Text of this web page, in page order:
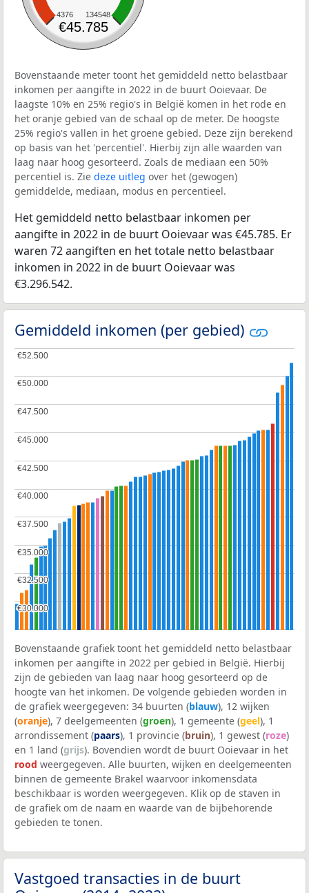
4376 134548
€45.785
Bovenstaande meter toont het gemiddeld netto belastbaar
inkomen per aangifte in 2022 in de buurt Ooievaar. De
laagste 10% en 25% regio's in België komen in het rode en
het oranje gebied van de schaal op de meter. De hoogste
25% regio's vallen in het groene gebied. Deze zijn berekend
op basis van het 'percentiel'. Hierbij zijn alle waarden van
laag naar hoog gesorteerd. Zoals de mediaan een 50%
percentiel is. Zie deze uitleg over het (gewogen)
gemiddelde, mediaan, modus en percentieel.
Het gemiddeld netto belastbaar inkomen per
aangifte in 2022 in de buurt Ooievaar was €45.785. Er
waren 72 aangiften en het totale netto belastbaar
inkomen in 2022 in de buurt Ooievaar was
€3.296.542.
Gemiddeld inkomen (per gebied)
€30.000
€30.000
€32.500
€32.500
€35.000
€35.000
€37.500
€37.500
€40.000
€40.000
€42.500
€42.500
€45.000
€45.000
€47.500
€47.500
€50.000
€50.000
€52.500
€52.500
Bovenstaande grafiek toont het gemiddeld netto belastbaar
inkomen per aangifte in 2022 per gebied in België. Hierbij
zijn de gebieden van laag naar hoog gesorteerd op de
hoogte van het inkomen. De volgende gebieden worden in
de grafiek weergegeven: 34 buurten (blauw), 12 wijken
(oranje), 7 deelgemeenten (groen), 1 gemeente (geel), 1
arrondissement (paars), 1 provincie (bruin), 1 gewest (roze)
en 1 land (grijs). Bovendien wordt de buurt Ooievaar in het
rood weergegeven. Alle buurten, wijken en deelgemeenten
binnen de gemeente Brakel waarvoor inkomensdata
beschikbaar is worden weergegeven. Klik op de staven in
de grafiek om de naam en waarde van de bijbehorende
gebieden te tonen.
Vastgoed transacties in de buurt